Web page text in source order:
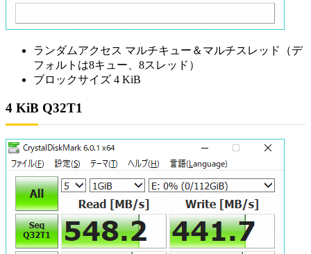
ランダムアクセス マルチキュー＆マルチスレッド（デ
フォルトは8キュー、8スレッド）
ブロックサイズ 4 KiB
4 KiB Q32T1